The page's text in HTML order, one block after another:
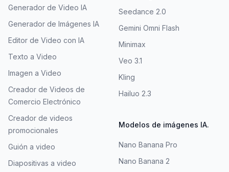
Generador de Video IA
Generador de Imágenes IA
Editor de Video con IA
Texto a Video
Imagen a Video
Creador de Videos de
Comercio Electrónico
Creador de videos
promocionales
Guión a video
Diapositivas a video
Seedance 2.0
Gemini Omni Flash
Minimax
Veo 3.1
Kling
Hailuo 2.3
Modelos de imágenes IA.
Nano Banana Pro
Nano Banana 2